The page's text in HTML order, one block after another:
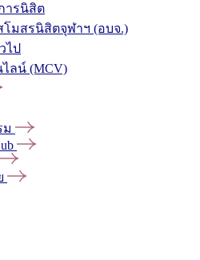
ารนิสิต
โมสรนิสิตจุฬาฯ (อบจ.)
ไป
ลน์ (MCV)
ม